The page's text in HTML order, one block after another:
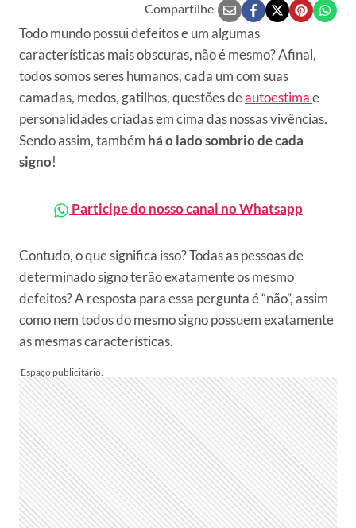
Compartilhe
Todo mundo possui defeitos e um algumas
características mais obscuras, não é mesmo? Afinal,
todos somos seres humanos, cada um com suas
camadas, medos, gatilhos, questões deautoestimae
personalidades criadas em cima das nossas vivências.
Sendo assim, também há o lado sombrio de cada
signo!
Participe do nosso canal no Whatsapp
Contudo, o que significa isso? Todas as pessoas de
determinado signo terão exatamente os mesmo
defeitos? A resposta para essa pergunta é “não”, assim
como nem todos do mesmo signo possuem exatamente
as mesmas características.